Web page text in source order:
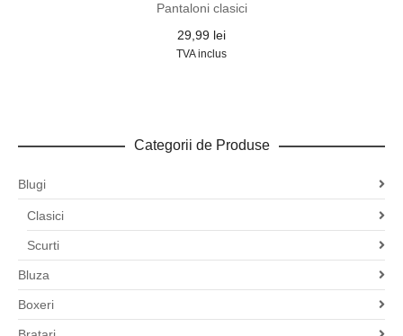
Pantaloni clasici
29,99 lei
TVA inclus
Categorii de Produse
Blugi
Clasici
Scurti
Bluza
Boxeri